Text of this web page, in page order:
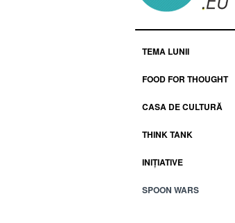
TEMA LUNII
FOOD FOR THOUGHT
CASA DE CULTURĂ
THINK TANK
INIȚIATIVE
SPOON WARS